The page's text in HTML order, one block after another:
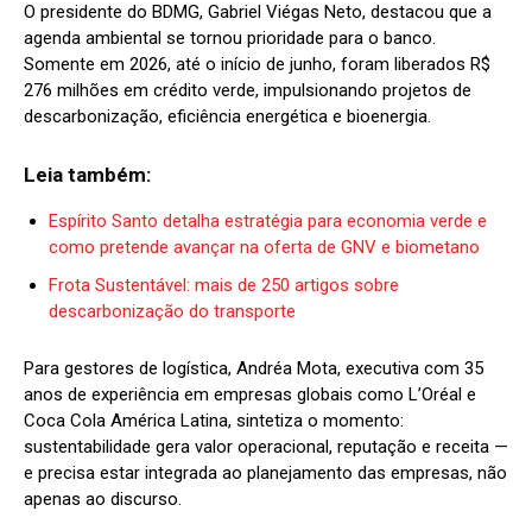
O presidente do BDMG, Gabriel Viégas Neto, destacou que a
agenda ambiental se tornou prioridade para o banco.
Somente em 2026, até o início de junho, foram liberados R$
276 milhões em crédito verde, impulsionando projetos de
descarbonização, eficiência energética e bioenergia.
Leia também:
Espírito Santo detalha estratégia para economia verde e
como pretende avançar na oferta de GNV e biometano
Frota Sustentável: mais de 250 artigos sobre
descarbonização do transporte
Para gestores de logística, Andréa Mota, executiva com 35
anos de experiência em empresas globais como L’Oréal e
Coca Cola América Latina, sintetiza o momento:
sustentabilidade gera valor operacional, reputação e receita —
e precisa estar integrada ao planejamento das empresas, não
apenas ao discurso.